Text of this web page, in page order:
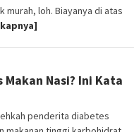
murah, loh. Biayanya di atas
Nasi? Ini Kata
penderita diabetes